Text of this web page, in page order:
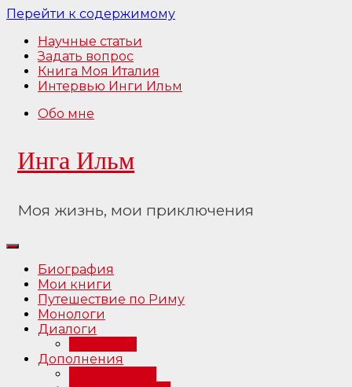
Перейти к содержимому
Научные статьи
Задать вопрос
Книга Моя Италия
Интервью Инги Ильм
Обо мне
Инга Ильм
Моя жизнь, мои приключения
Биография
Мои книги
Путешествие по Риму
Монологи
Диалоги
Дополнения